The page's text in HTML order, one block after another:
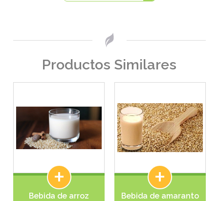
Productos Similares
+
Bebida de arroz
+
Bebida de amaranto